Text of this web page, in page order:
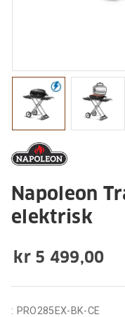
Napoleon
elektrisk
kr 5 499,00
: PRO285EX-BK-CE